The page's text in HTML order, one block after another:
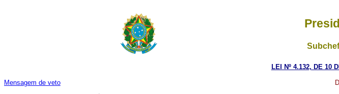
LEI Nº 4.132, DE 10
Mensagem de veto